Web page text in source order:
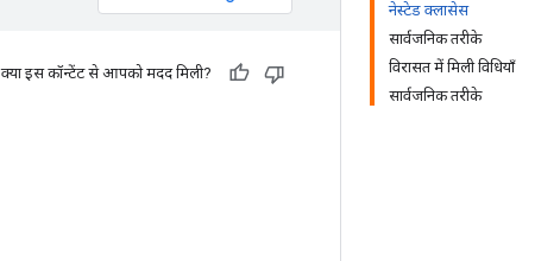
नेस्टेड क्लासेस
सार्वजनिक तरीके
विरासत में मिली विधियाँ
सार्वजनिक तरीके
क्या इस कॉन्टेंट से आपको मदद मिली?